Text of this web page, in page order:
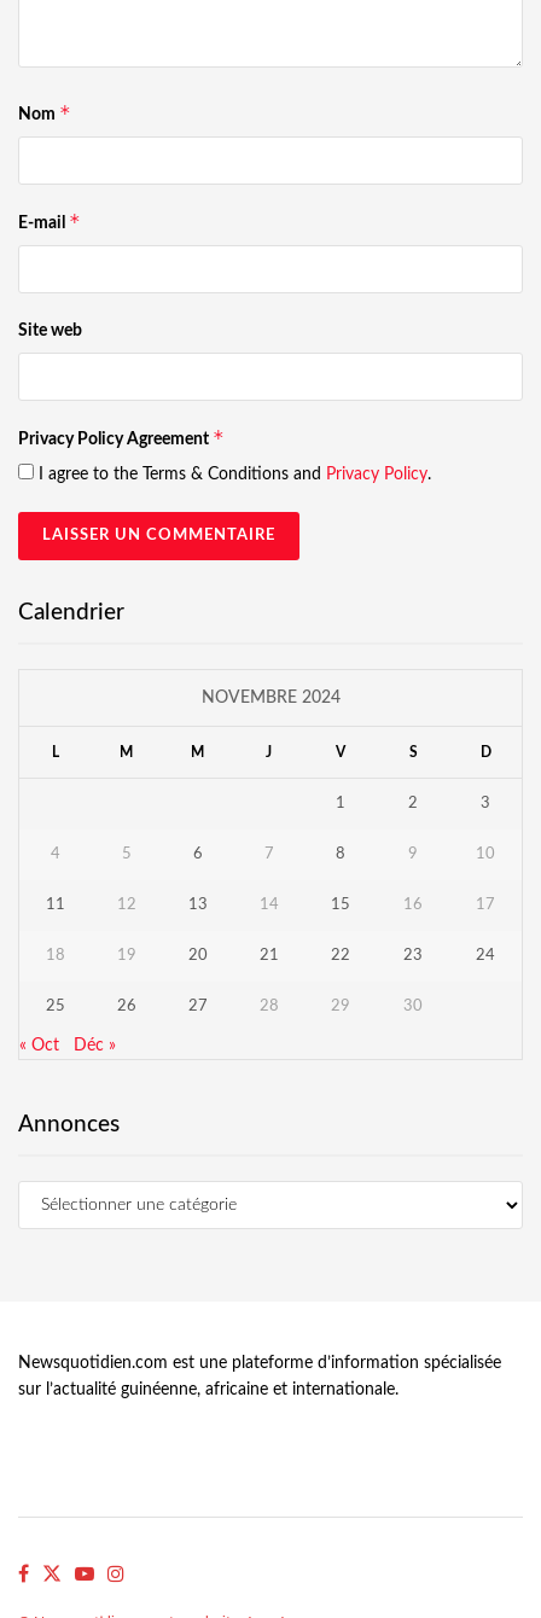
Nom *
E-mail *
Site web
Privacy Policy Agreement *
I agree to the Terms & Conditions and Privacy Policy.
Calendrier
NOVEMBRE 2024
L M M J V S D
1 2 3
4 5 6 7 8 9 10
11 12 13 14 15 16 17
18 19 20 21 22 23 24
25 26 27 28 29 30
« Oct Déc »
Annonces
Newsquotidien.com est une plateforme d’information spécialisée
sur l’actualité guinéenne, africaine et internationale.